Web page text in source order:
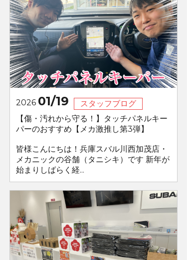
2026 01/19
スタッフブログ
【傷・汚れから守る！】タッチパネルキー
パーのおすすめ【メカ激推し第3弾】
皆様こんにちは！兵庫スバル川西加茂店・
メカニックの谷舗（タニシキ）です 新年が
始まりしばらく経...